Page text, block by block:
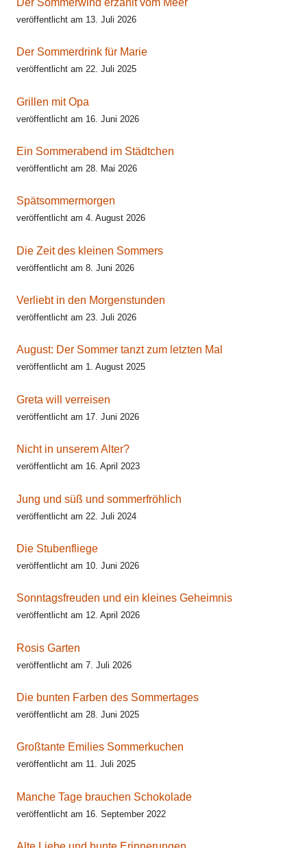
veröffentlicht am 13. Juli 2026
Der Sommerdrink für Marie
veröffentlicht am 22. Juli 2025
Grillen mit Opa
veröffentlicht am 16. Juni 2026
Ein Sommerabend im Städtchen
veröffentlicht am 28. Mai 2026
Spätsommermorgen
veröffentlicht am 4. August 2026
Die Zeit des kleinen Sommers
veröffentlicht am 8. Juni 2026
Verliebt in den Morgenstunden
veröffentlicht am 23. Juli 2026
August: Der Sommer tanzt zum letzten Mal
veröffentlicht am 1. August 2025
Greta will verreisen
veröffentlicht am 17. Juni 2026
Nicht in unserem Alter?
veröffentlicht am 16. April 2023
Jung und süß und sommerfröhlich
veröffentlicht am 22. Juli 2024
Die Stubenfliege
veröffentlicht am 10. Juni 2026
Sonntagsfreuden und ein kleines Geheimnis
veröffentlicht am 12. April 2026
Rosis Garten
veröffentlicht am 7. Juli 2026
Die bunten Farben des Sommertages
veröffentlicht am 28. Juni 2025
Großtante Emilies Sommerkuchen
veröffentlicht am 11. Juli 2025
Manche Tage brauchen Schokolade
veröffentlicht am 16. September 2022